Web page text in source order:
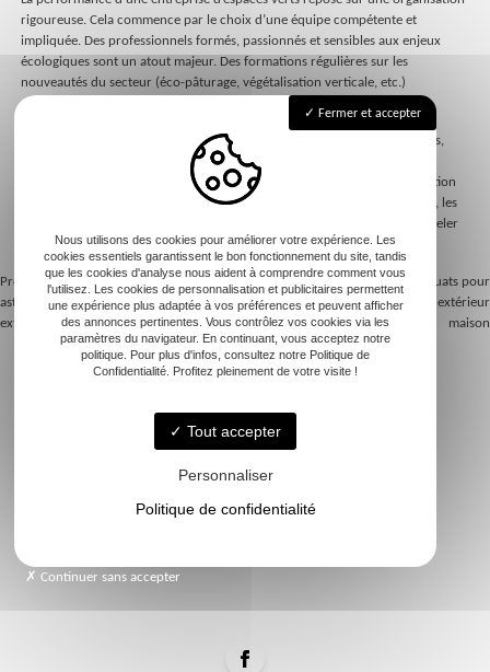
rigoureuse. Cela commence par le choix d’une équipe compétente et
impliquée. Des professionnels formés, passionnés et sensibles aux enjeux
écologiques sont un atout majeur. Des formations régulières sur les
nouveautés du secteur (éco-pâturage, végétalisation verticale, etc.)
permettent de rester à la pointe.
La bonne gestion passe aussi par le pilotage financier : suivi des dépenses,
anticipation des achats, devis justes, gestion du planning. Les outils
numériques permettent de gagner en efficacité, notamment dans la relation
client et la planification des chantiers. Enfin, une veille sur les tendances, les
attentes du marché et les innovations permet à l’entreprise de se renouveler
en permanence et de conserver une longueur d’avance.
Navigation
Previous: Aménagement paysager :
astuces pour optimiser votre espace
extérieur
Next: Choisir les matériaux adéquats pour
votre projet d’aménagement extérieur
maison
Accueil
Création de jardin
Entretien de jardin
Fermer et accepter
Nous utilisons des cookies pour améliorer votre expérience. Les
cookies essentiels garantissent le bon fonctionnement du site, tandis
que les cookies d'analyse nous aident à comprendre comment vous
l'utilisez. Les cookies de personnalisation et publicitaires permettent
une expérience plus adaptée à vos préférences et peuvent afficher
des annonces pertinentes. Vous contrôlez vos cookies via les
paramètres du navigateur. En continuant, vous acceptez notre
politique. Pour plus d'infos, consultez notre Politique de
Confidentialité. Profitez pleinement de votre visite !
Tout accepter
Personnaliser
Politique de confidentialité
Continuer sans accepter